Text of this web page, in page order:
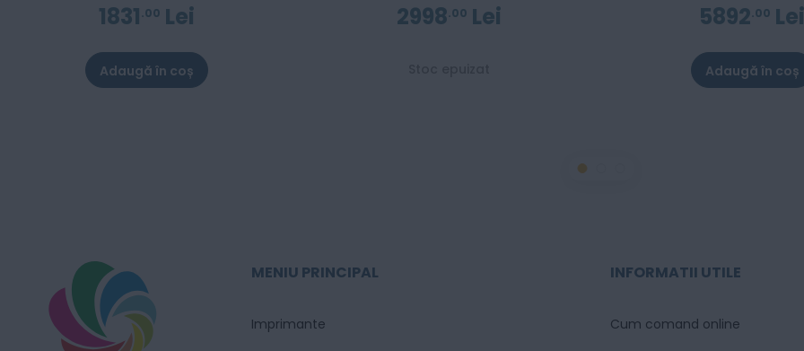
1831 00 Lei
Adaugă în coș
2998 00 Lei 5892 00
Adaugă în coș
MENIU PRINCIPAL
Imprimante
INFORMATII UTILE
Cum comand online